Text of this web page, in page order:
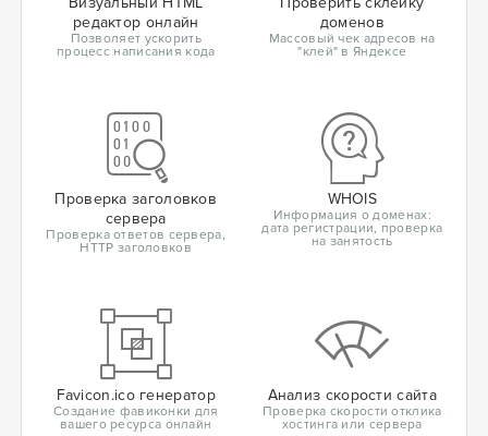
редактор онлайн
Позволяет ускорить
процесс написания кода
доменов
Массовый чек адресов на
"клей" в Яндексе
Проверка заголовков
сервера
Проверка ответов сервера,
HTTP заголовков
WHOIS
Информация о доменах:
дата регистрации, проверка
на занятость
Favicon.ico генератор
Создание фавиконки для
вашего ресурса онлайн
Анализ скорости сайта
Проверка скорости отклика
хостинга или сервера